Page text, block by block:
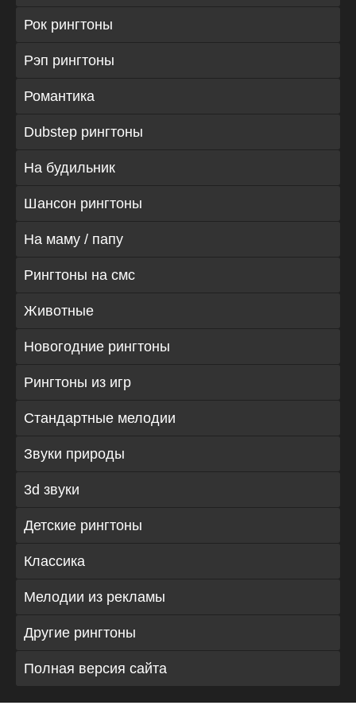
Рок рингтоны
Рэп рингтоны
Романтика
Dubstep рингтоны
На будильник
Шансон рингтоны
На маму / папу
Рингтоны на смс
Животные
Новогодние рингтоны
Рингтоны из игр
Стандартные мелодии
Звуки природы
3d звуки
Детские рингтоны
Классика
Мелодии из рекламы
Другие рингтоны
Полная версия сайта